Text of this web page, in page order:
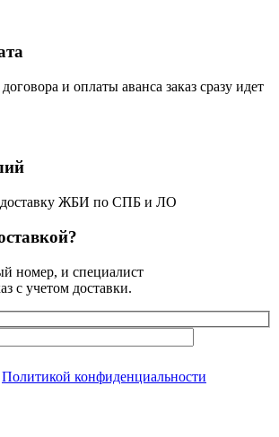
и оплаты аванса заказ сразу идет
ЖБИ по СПБ и ЛО
номер, и специалист
с учетом доставки.
Политикой конфиденциальности